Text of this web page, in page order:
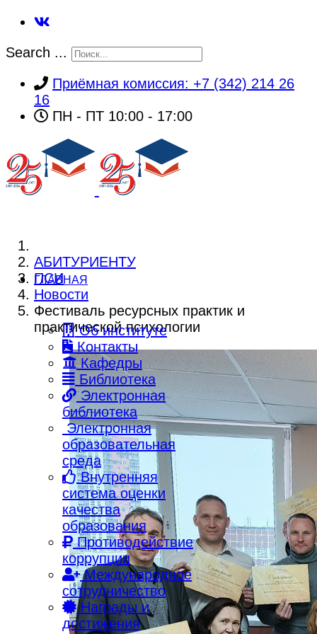
Search ...
Приёмная комиссия: +7 (342) 214 26
16
ПН - ПТ 10:00 - 17:00
ГЛАВНАЯ
Об институте
Контакты
Кафедры
Библиотека
Электронная
библиотека
Электронная
образовательная
среда
Внутренняя
система оценки
качества
образования
Противодействие
коррупции
Международное
сотрудничество
Награды и
достижения
АБИТУРИЕНТУ
ПСИ
Новости
Фестиваль ресурсных практик и
практической психологии